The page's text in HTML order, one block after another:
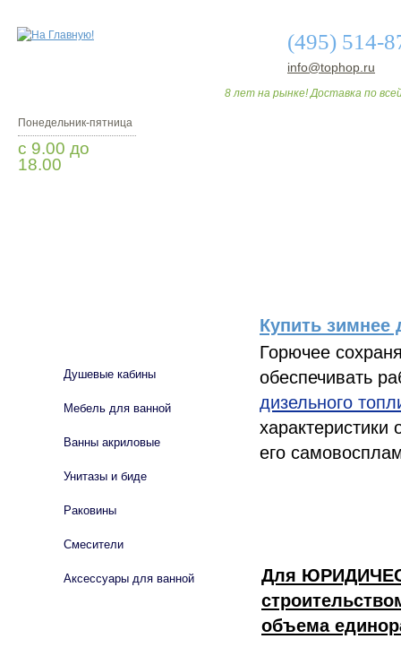
(495) 514-
info@tophop.ru
8 лет на рынке! Доставка по
Понедельник-пятница
с 9.00 до
18.00
Купить зимнее
Горючее
обеспечивать
дизельного
его
Для
объема
Душевые кабины
Мебель для ванной
Ванны акриловые
Унитазы и биде
Раковины
Смесители
Аксессуары для ванной